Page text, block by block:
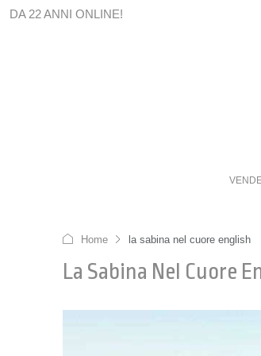
DA 22 ANNI ONLINE!
Home la sabina nel cuore english
La Sabina Nel Cuore